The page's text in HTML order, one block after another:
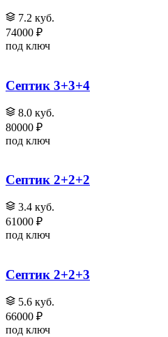
7.2 куб.
74000 ₽
под ключ
Септик 3+3+4
8.0 куб.
80000 ₽
под ключ
Септик 2+2+2
3.4 куб.
61000 ₽
под ключ
Септик 2+2+3
5.6 куб.
66000 ₽
под ключ